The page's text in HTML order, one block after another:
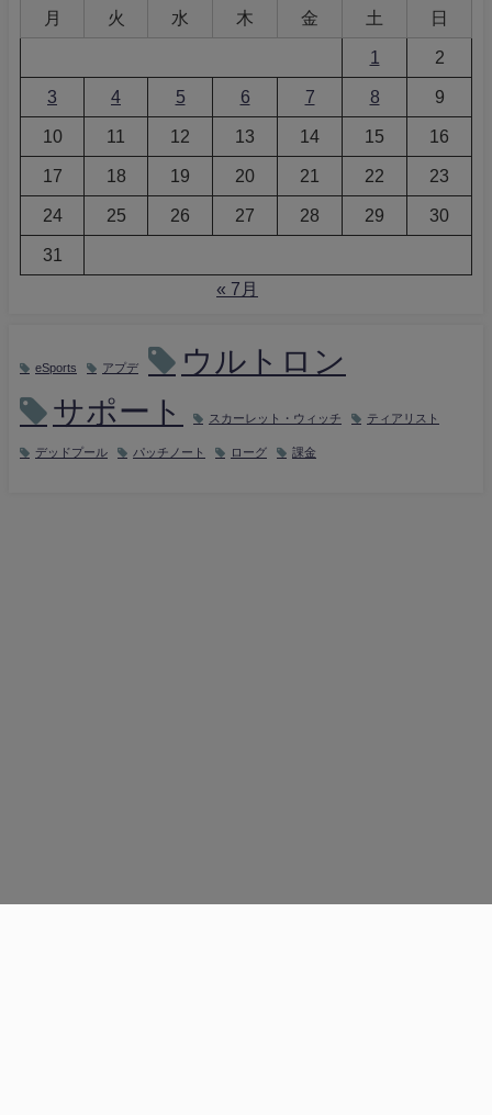
月 火 水 木 金 土 日
1 2
3 4 5 6 7 8 9
10 11 12 13 14 15 16
17 18 19 20 21 22 23
24 25 26 27 28 29 30
31
« 7月
eSports アプデ
ウルトロン
サポート
スカーレット・ウィッチ ティアリスト
デッドプール パッチノート ローグ 課金